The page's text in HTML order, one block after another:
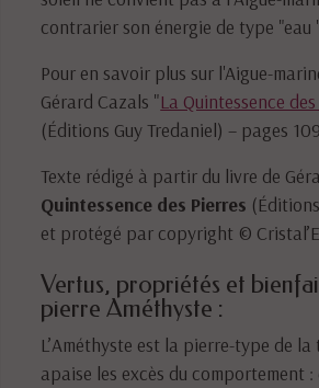
contrarier son énergie de type "eau
Pour en savoir plus sur l'Aigue-
Gérard Cazals "La Quintessence
(Éditions Guy Tredaniel) – pages
Texte rédigé à partir du livre de
Quintessence des Pierres
et protégé par copyright ©
Vertus, propriétés et
pierre Améthyste :
L’Améthyste est la pierre-type de la
apaise les excès du comportement